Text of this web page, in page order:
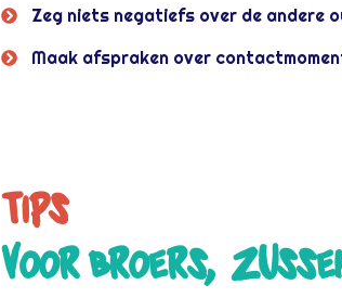
Zeg niets negatiefs over de andere
Maak afspraken over
Tips
Voor broers,